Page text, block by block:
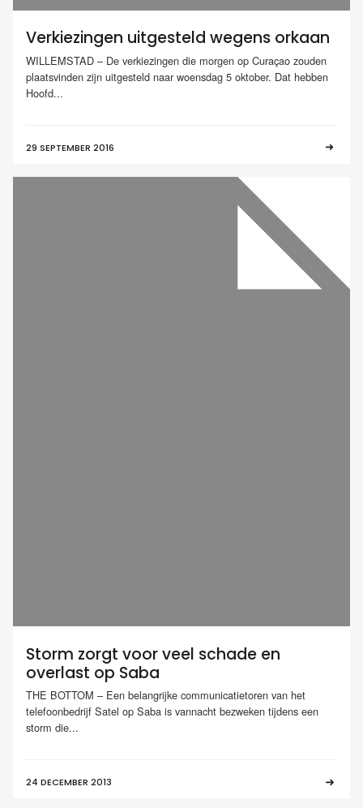
Verkiezingen uitgesteld wegens orkaan
WILLEMSTAD – De verkiezingen die morgen op Curaçao zouden
plaatsvinden zijn uitgesteld naar woensdag 5 oktober. Dat hebben
Hoofd...
29 SEPTEMBER 2016
Storm zorgt voor veel schade en
overlast op Saba
THE BOTTOM – Een belangrijke communicatietoren van het
telefoonbedrijf Satel op Saba is vannacht bezweken tijdens een
storm die...
24 DECEMBER 2013